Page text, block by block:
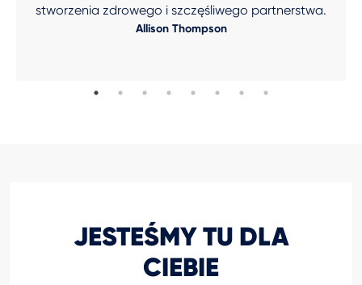
stworzenia zdrowego i szczęśliwego partnerstwa.
Allison Thompson
JESTEŚMY TU DLA
CIEBIE